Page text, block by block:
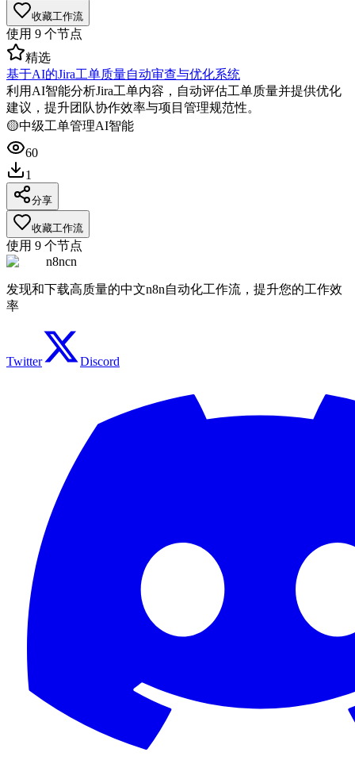
收藏工作流
使用 9 个节点
精选
基于AI的Jira工单质量自动审查与优化系统
利用AI智能分析Jira工单内容，自动评估工单质量并提供优化
建议，提升团队协作效率与项目管理规范性。
🟡中级工单管理AI智能
60
1
分享
收藏工作流
使用 9 个节点
n8ncn
发现和下载高质量的中文n8n自动化工作流，提升您的工作效
率
Twitter Discord